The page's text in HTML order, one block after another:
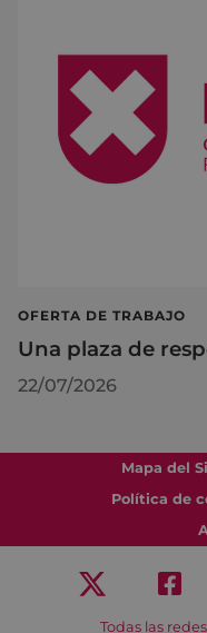
OFERTA DE TRABAJO
Una plaza de
22/07/2026
Mapa del
Política de
Todas las